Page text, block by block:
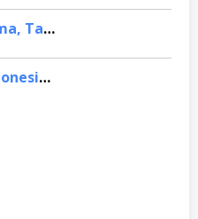
Kasir PT Agro Boga Utama, Tasikmalaya
Crew Stand PT Esteh Indonesia,Tasikmalaya